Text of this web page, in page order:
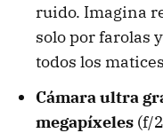
ruido. Imagina
solo por farolas
todos los
Cámara ultra
megapíxeles (f/